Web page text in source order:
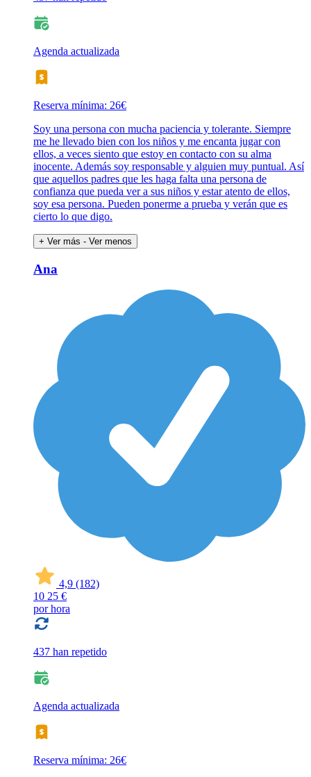
Agenda actualizada
Reserva mínima: 26€
Soy una persona con mucha paciencia y tolerante. Siempre
me he llevado bien con los niños y me encanta jugar con
ellos, a veces siento que estoy en contacto con su alma
inocente. Además soy responsable y alguien muy puntual. Así
que aquellos padres que les haga falta una persona de
confianza que pueda ver a sus niños y estar atento de ellos,
soy esa persona. Pueden ponerme a prueba y verán que es
cierto lo que digo.
+ Ver más - Ver menos
Ana
4,9 (182)
10 25 €
por hora
437 han repetido
Agenda actualizada
Reserva mínima: 26€